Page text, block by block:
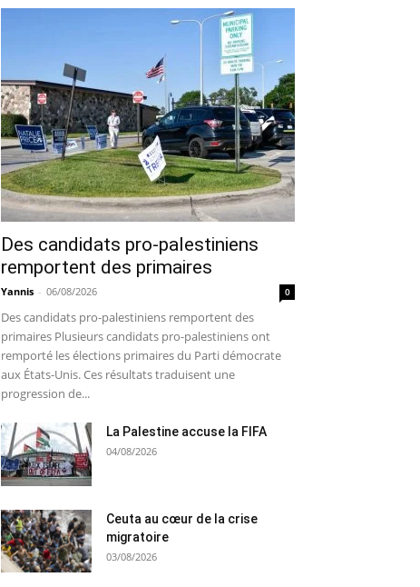
Des candidats pro-palestiniens
remportent des primaires
Yannis - 06/08/2026 0
Des candidats pro-palestiniens remportent des
primaires Plusieurs candidats pro-palestiniens ont
remporté les élections primaires du Parti démocrate
aux États-Unis. Ces résultats traduisent une
progression de...
La Palestine accuse la FIFA
04/08/2026
Ceuta au cœur de la crise
migratoire
03/08/2026